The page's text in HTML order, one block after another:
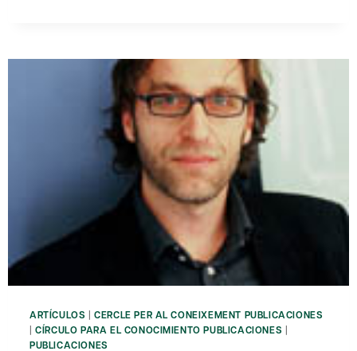
ARTÍCULOS |CERCLE PER AL CONEIXEMENT PUBLICACIONES
|CÍRCULO PARA EL CONOCIMIENTO PUBLICACIONES |
PUBLICACIONES